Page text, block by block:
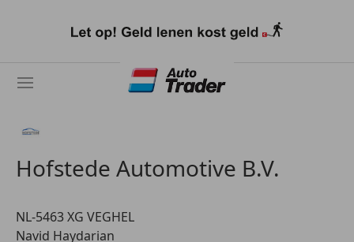
naar
Hofstede Automotive B.V.
NL-5463 XG VEGHEL
Navid Haydarian